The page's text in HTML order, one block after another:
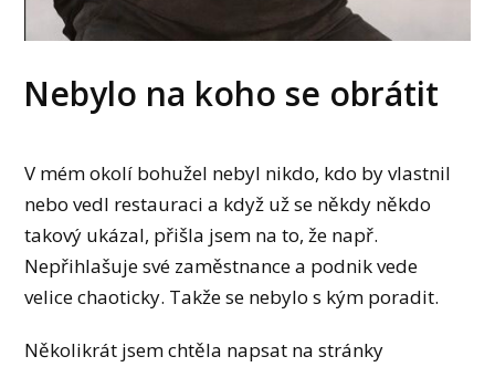
Nebylo na koho se obrátit
V mém okolí bohužel nebyl nikdo, kdo by vlastnil
nebo vedl restauraci a když už se někdy někdo
takový ukázal, přišla jsem na to, že např.
Nepřihlašuje své zaměstnance a podnik vede
velice chaoticky. Takže se nebylo s kým poradit.
Několikrát jsem chtěla napsat na stránky